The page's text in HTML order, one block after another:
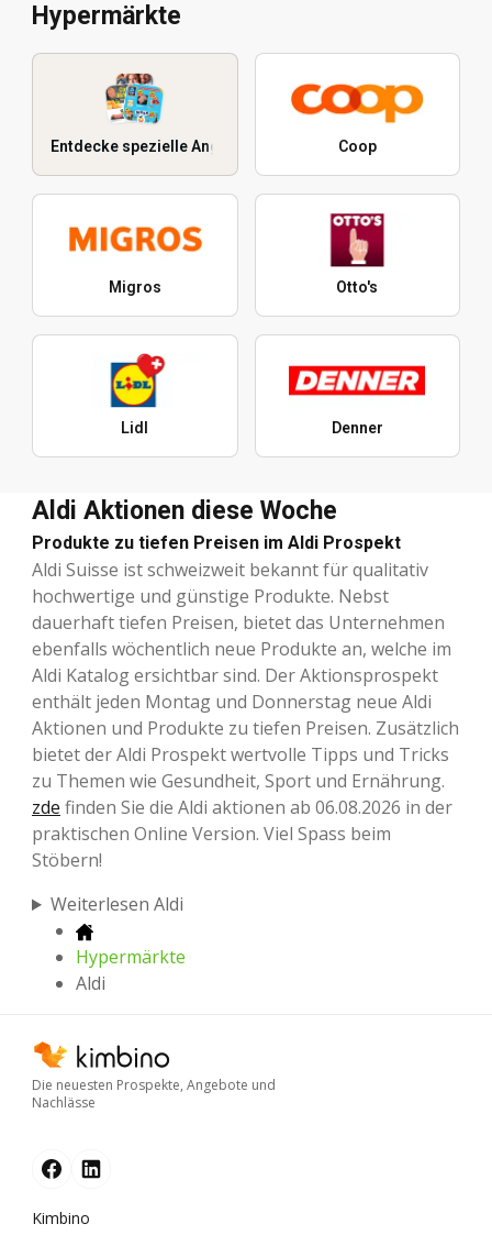
Hypermärkte
Entdecke spezielle Angebote Coop
Migros Otto's
Lidl Denner
Aldi Aktionen diese Woche
Produkte zu tiefen Preisen im Aldi Prospekt
Aldi Suisse ist schweizweit bekannt für qualitativ
hochwertige und günstige Produkte. Nebst
dauerhaft tiefen Preisen, bietet das Unternehmen
ebenfalls wöchentlich neue Produkte an, welche im
Aldi Katalog ersichtbar sind. Der Aktionsprospekt
enthält jeden Montag und Donnerstag neue Aldi
Aktionen und Produkte zu tiefen Preisen. Zusätzlich
bietet der Aldi Prospekt wertvolle Tipps und Tricks
zu Themen wie Gesundheit, Sport und Ernährung.
zde finden Sie die Aldi aktionen ab 06.08.2026 in der
praktischen Online Version. Viel Spass beim
Stöbern!
Weiterlesen Aldi
Hypermärkte
Aldi
Die neuesten Prospekte, Angebote und
Nachlässe
Kimbino